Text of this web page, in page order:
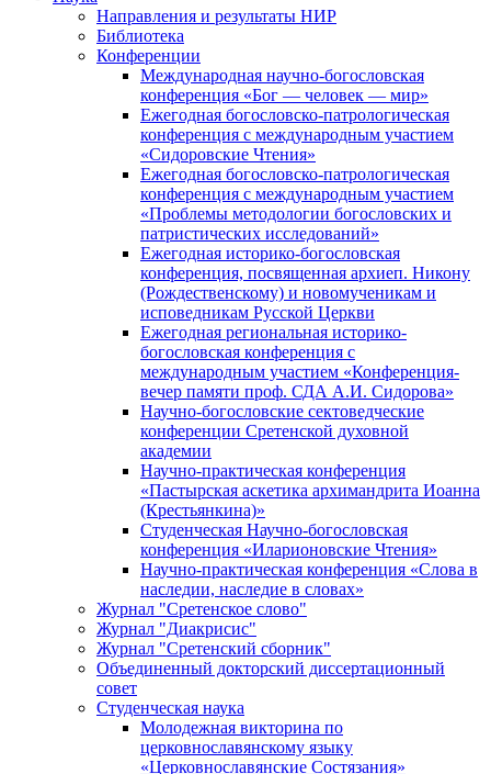
Направления и результаты НИР
Библиотека
Конференции
Международная научно-богословская
конференция «Бог — человек — мир»
Ежегодная богословско-патрологическая
конференция с международным участием
«Сидоровские Чтения»
Ежегодная богословско-патрологическая
конференция с международным участием
«Проблемы методологии богословских и
патристических исследований»
Ежегодная историко-богословская
конференция, посвященная архиеп. Никону
(Рождественскому) и новомученикам и
исповедникам Русской Церкви
Ежегодная региональная историко-
богословская конференция с
международным участием «Конференция-
вечер памяти проф. СДА А.И. Сидорова»
Научно-богословские сектоведческие
конференции Сретенской духовной
академии
Научно-практическая конференция
«Пастырская аскетика архимандрита Иоанна
(Крестьянкина)»
Студенческая Научно-богословская
конференция «Иларионовские Чтения»
Научно-практическая конференция «Cлова в
наследии, наследие в словах»
Журнал "Сретенское слово"
Журнал "Диакрисис"
Журнал "Сретенский сборник"
Объединенный докторский диссертационный
совет
Студенческая наука
Молодежная викторина по
церковнославянскому языку
«Церковнославянские Состязания»